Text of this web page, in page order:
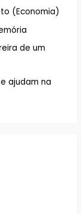
(Economia)
de um
ajudam na